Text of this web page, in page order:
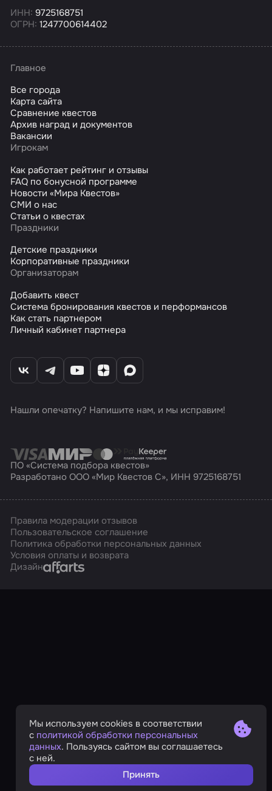
ИНН: 9725168751
ОГРН: 1247700614402
Главное
Все города
Карта сайта
Сравнение квестов
Архив наград и документов
Вакансии
Игрокам
Как работает рейтинг и отзывы
FAQ по бонусной программе
Новости «Мира Квестов»
СМИ о нас
Статьи о квестах
Праздники
Детские праздники
Корпоративные праздники
Организаторам
Добавить квест
Система бронирования квестов и перформансов
Как стать партнером
Личный кабинет партнера
Нашли опечатку? Напишите нам, и мы исправим!
ПО «Система подбора квестов»
Разработано ООО «Мир Квестов С», ИНН 9725168751
Правила модерации отзывов
Пользовательское соглашение
Политика обработки персональных данных
Условия оплаты и возврата
ДизайнAffarts
Мы используем cookies в соответствии
с политикой обработки персональных
данных. Пользуясь сайтом вы соглашаетесь
с ней.
Принять